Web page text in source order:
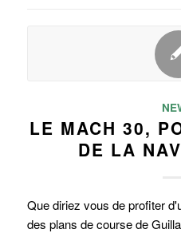
LE MACH 30,
DE LA
Que diriez vous de profiter
des plans de course de